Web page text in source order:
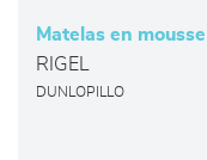
Matelas en mousse
RIGEL
DUNLOPILLO